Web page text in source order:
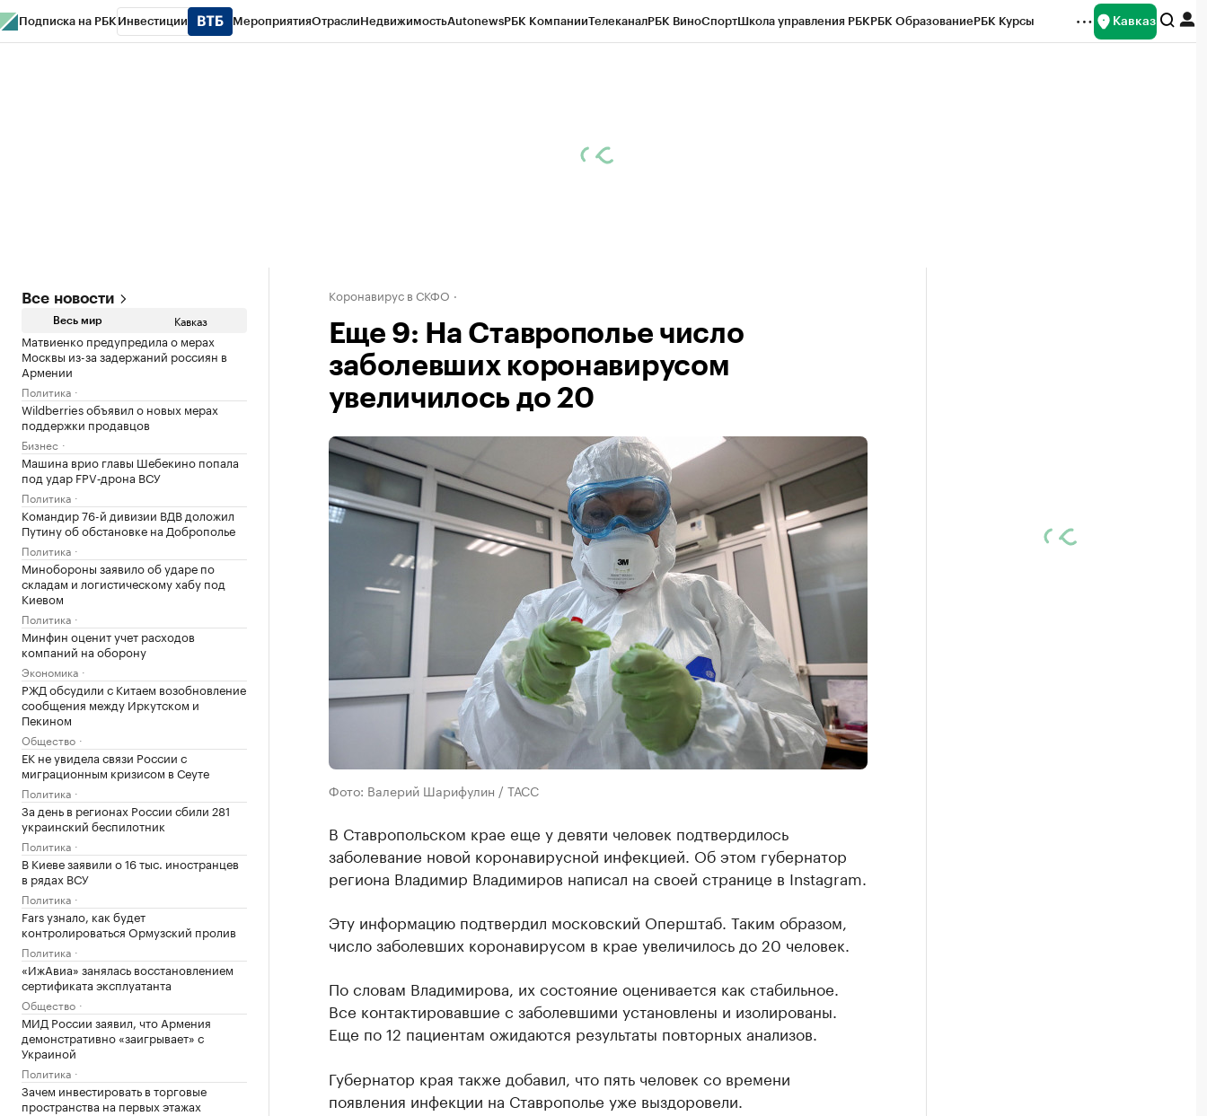
Подписка на РБК Инвестиции МероприятияОтраслиНедвижимостьAutonewsРБК КомпанииТелеканалРБК ВиноСпортШкола управления РБКРБК ОбразованиеРБК Курсы Кавказ
Все новости
Весь мир Кавказ
Матвиенко предупредила о мерах
Москвы из-за задержаний россиян в
Армении
Политика
Wildberries объявил о новых мерах
поддержки продавцов
Бизнес
Машина врио главы Шебекино попала
под удар FPV‑дрона ВСУ
Политика
Командир 76-й дивизии ВДВ доложил
Путину об обстановке на Доброполье
Политика
Минобороны заявило об ударе по
складам и логистическому хабу под
Киевом
Политика
Минфин оценит учет расходов
компаний на оборону
Экономика
РЖД обсудили с Китаем возобновление
сообщения между Иркутском и
Пекином
Общество
ЕК не увидела связи России с
миграционным кризисом в Сеуте
Политика
За день в регионах России сбили 281
украинский беспилотник
Политика
В Киеве заявили о 16 тыс. иностранцев
в рядах ВСУ
Политика
Fars узнало, как будет
контролироваться Ормузский пролив
Политика
«ИжАвиа» занялась восстановлением
сертификата эксплуатанта
Общество
МИД России заявил, что Армения
демонстративно «заигрывает» с
Украиной
Политика
Зачем инвестировать в торговые
пространства на первых этажах
Коронавирус в СКФО
Еще 9: На Ставрополье число
заболевших коронавирусом
увеличилось до 20
Фото: Валерий Шарифулин / ТАСС
В Ставропольском крае еще у девяти человек подтвердилось
заболевание новой коронавирусной инфекцией. Об этом губернатор
региона Владимир Владимиров написал на своей странице в Instagram.
Эту информацию подтвердил московский Оперштаб. Таким образом,
число заболевших коронавирусом в крае увеличилось до 20 человек.
По словам Владимирова, их состояние оценивается как стабильное.
Все контактировавшие с заболевшими установлены и изолированы.
Еще по 12 пациентам ожидаются результаты повторных анализов.
Губернатор края также добавил, что пять человек со времени
появления инфекции на Ставрополье уже выздоровели.